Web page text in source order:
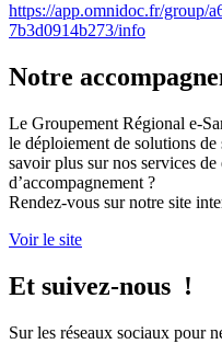
https://app.omnidoc.fr/group/
7b3d0914b273/info
Notre
Le Groupement Régional e-
le déploiement de solutions
savoir plus sur nos services
d’accompagnement ?
Rendez-vous sur notre site
Voir le site
Et suivez-nous !
Sur les réseaux sociaux pour